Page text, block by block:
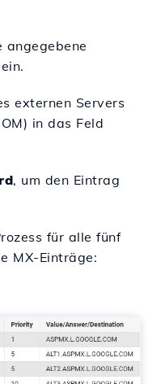
angegebene
ein.
externen Servers
in das Feld
, um den Eintrag
für alle fünf
MX-Einträge: